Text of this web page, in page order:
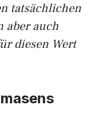
tatsächlichen
aber auch
diesen Wert